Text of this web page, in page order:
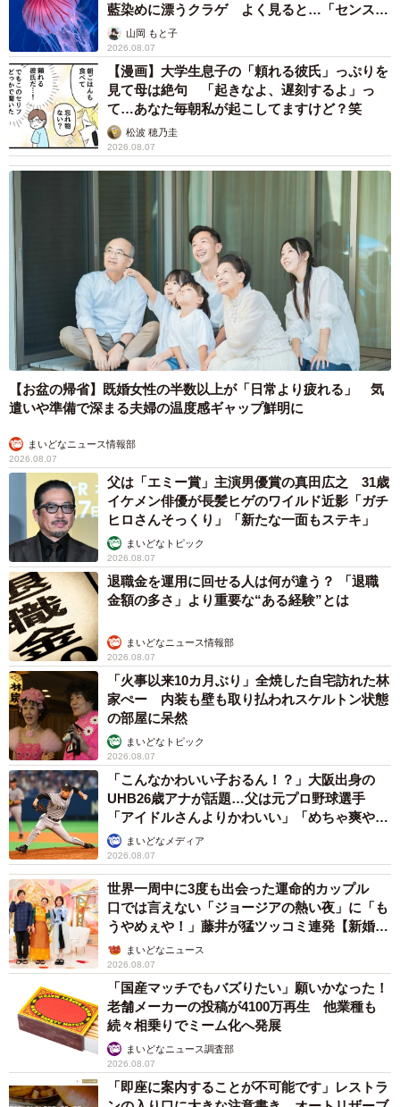
藍染めに漂うクラゲ よく見ると…「センスす
ごい」山岡 もと子
2026.08.07
【漫画】大学生息子の「頼れる彼氏」っぷりを
見て母は絶句 「起きなよ、遅刻するよ」っ
て…あなた毎朝私が起こしてますけど？笑
松波 穂乃圭
2026.08.07
【お盆の帰省】既婚女性の半数以上が「日常より疲れる」 気
遣いや準備で深まる夫婦の温度感ギャップ鮮明に
まいどなニュース情報部
2026.08.07
父は「エミー賞」主演男優賞の真田広之 31歳
イケメン俳優が長髪ヒゲのワイルド近影「ガチ
ヒロさんそっくり」「新たな一面もステキ」
まいどなトピック
2026.08.07
退職金を運用に回せる人は何が違う？ 「退職
金額の多さ」より重要な“ある経験”とは
まいどなニュース情報部
2026.08.07
「火事以来10カ月ぶり」全焼した自宅訪れた林
家ぺー 内装も壁も取り払われスケルトン状態
の部屋に呆然
まいどなトピック
2026.08.07
「こんなかわいい子おるん！？」大阪出身の
UHB26歳アナが話題…父は元プロ野球選手
「アイドルさんよりかわいい」「めちゃ爽や
か」まいどなメディア
2026.08.07
世界一周中に3度も出会った運命的カップル
口では言えない「ジョージアの熱い夜」に「も
うやめぇや！」藤井が猛ツッコミ連発【新婚さ
ん】まいどなニュース
2026.08.07
「国産マッチでもバズりたい」願いかなった！
老舗メーカーの投稿が4100万再生 他業種も
続々相乗りでミーム化へ発展
まいどなニュース調査部
2026.08.07
「即座に案内することが不可能です」レストラ